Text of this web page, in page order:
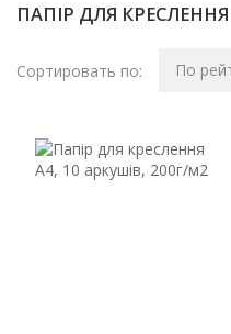
ПАПІР ДЛЯ КРЕСЛЕННЯ
Сортировать по: По